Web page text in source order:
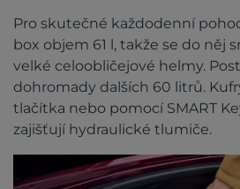
Pro skutečné každodenní
box objem 61 l, takže se do něj
velké celoobličejové helmy.
dohromady dalších 60 litrů.
tlačítka nebo pomocí SMART
zajišťují hydraulické tlumiče.